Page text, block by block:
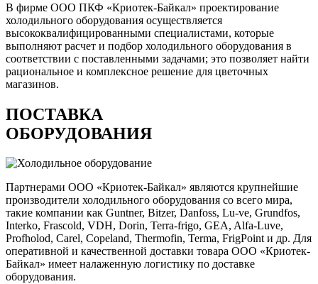
В фирме ООО ПКФ «Криотек-Байкал» проектирование
холодильного оборудования осуществляется
высококвалифицированными специалистами, которые
выполняют расчет и подбор холодильного оборудования в
соответствии с поставленными задачами; это позволяет найти
рациональное и комплексное решение для цветочных
магазинов.
ПОСТАВКА
ОБОРУДОВАНИЯ
Партнерами ООО «Криотек-Байкал» являются крупнейшие
производители холодильного оборудования со всего мира,
такие компании как Guntner, Bitzer, Danfoss, Lu-ve, Grundfos,
Interko, Frascold, VDH, Dorin, Terra-frigo, GEA, Alfa-Luve,
Profholod, Carel, Copeland, Thermofin, Terma, FrigPoint и др. Для
оперативной и качественной доставки товара ООО «Криотек-
Байкал» имеет налаженную логистику по доставке
оборудования.